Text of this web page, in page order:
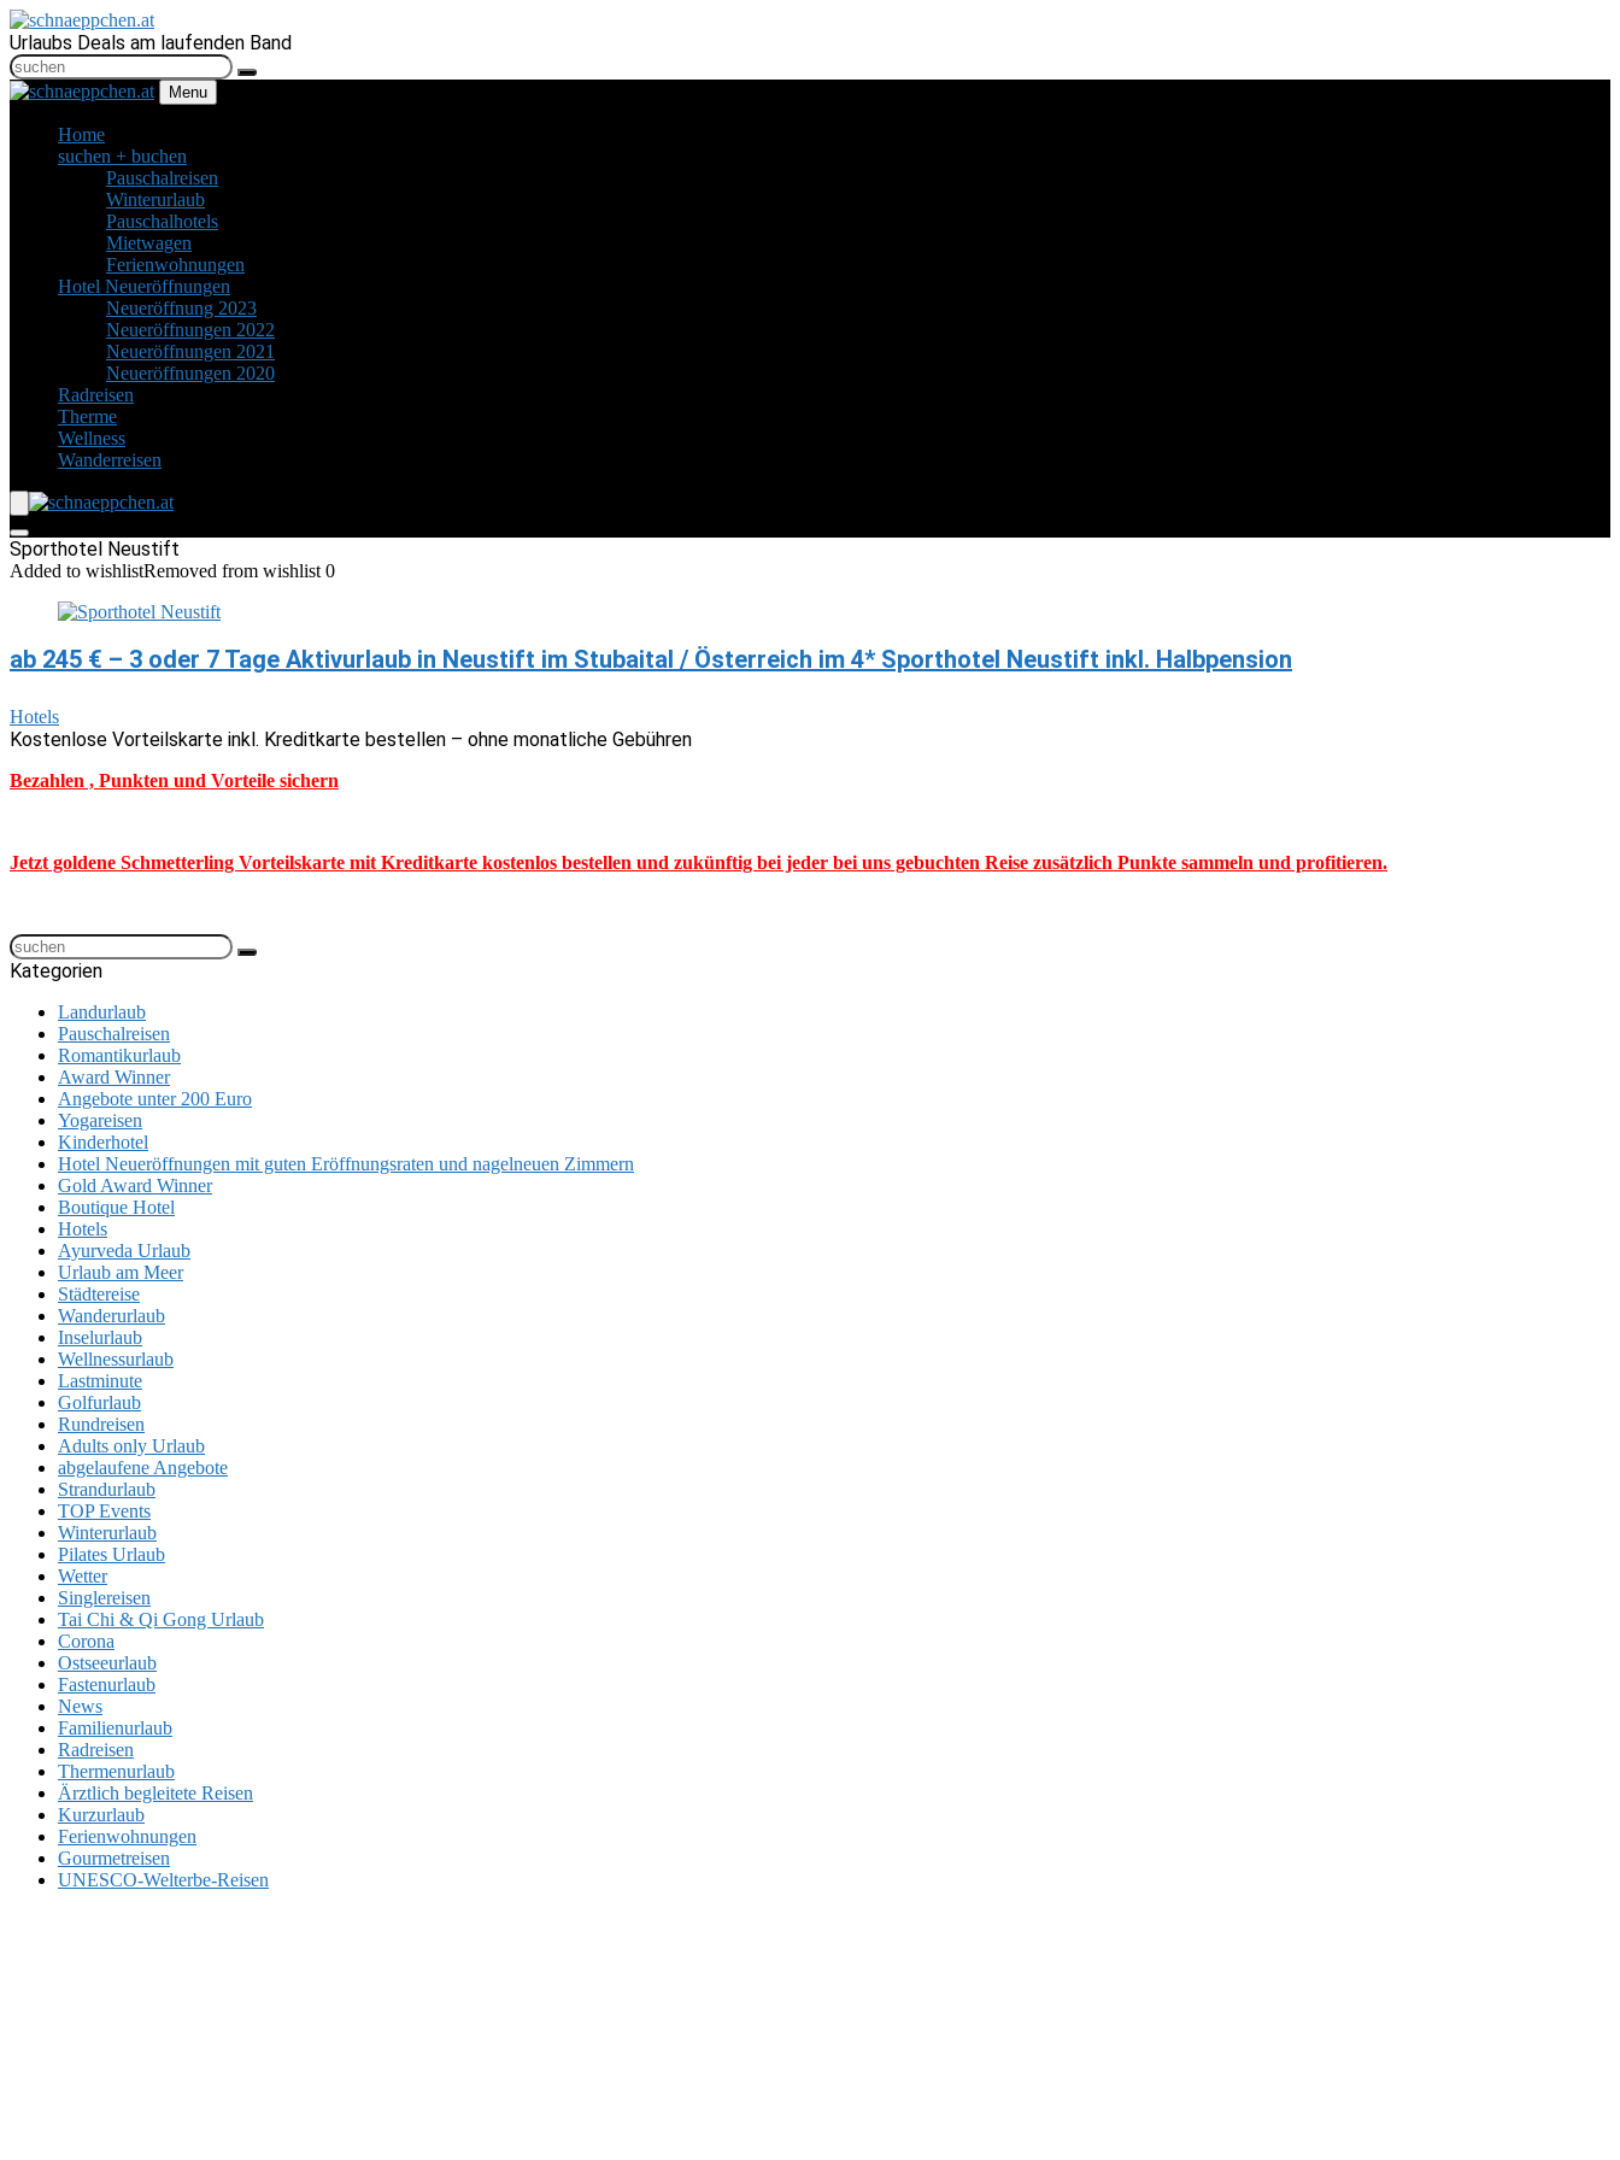
Urlaubs Deals am laufenden Band
Menu
Home
suchen + buchen
Pauschalreisen
Winterurlaub
Pauschalhotels
Mietwagen
Ferienwohnungen
Hotel Neueröffnungen
Neueröffnung 2023
Neueröffnungen 2022
Neueröffnungen 2021
Neueröffnungen 2020
Radreisen
Therme
Wellness
Wanderreisen
Sporthotel Neustift
Added to wishlistRemoved from wishlist 0
ab 245 € – 3 oder 7 Tage Aktivurlaub in Neustift im Stubaital / Österreich im 4* Sporthotel Neustift inkl. Halbpension
Hotels
Kostenlose Vorteilskarte inkl. Kreditkarte bestellen – ohne monatliche Gebühren
Bezahlen , Punkten und Vorteile sichern
Jetzt goldene Schmetterling Vorteilskarte mit Kreditkarte kostenlos bestellen und zukünftig bei jeder bei uns gebuchten Reise zusätzlich Punkte sammeln und profitieren.
Kategorien
Landurlaub
Pauschalreisen
Romantikurlaub
Award Winner
Angebote unter 200 Euro
Yogareisen
Kinderhotel
Hotel Neueröffnungen mit guten Eröffnungsraten und nagelneuen Zimmern
Gold Award Winner
Boutique Hotel
Hotels
Ayurveda Urlaub
Urlaub am Meer
Städtereise
Wanderurlaub
Inselurlaub
Wellnessurlaub
Lastminute
Golfurlaub
Rundreisen
Adults only Urlaub
abgelaufene Angebote
Strandurlaub
TOP Events
Winterurlaub
Pilates Urlaub
Wetter
Singlereisen
Tai Chi & Qi Gong Urlaub
Corona
Ostseeurlaub
Fastenurlaub
News
Familienurlaub
Radreisen
Thermenurlaub
Ärztlich begleitete Reisen
Kurzurlaub
Ferienwohnungen
Gourmetreisen
UNESCO-Welterbe-Reisen